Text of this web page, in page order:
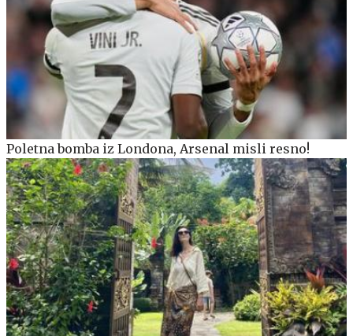
Poletna bomba iz Londona, Arsenal misli resno!